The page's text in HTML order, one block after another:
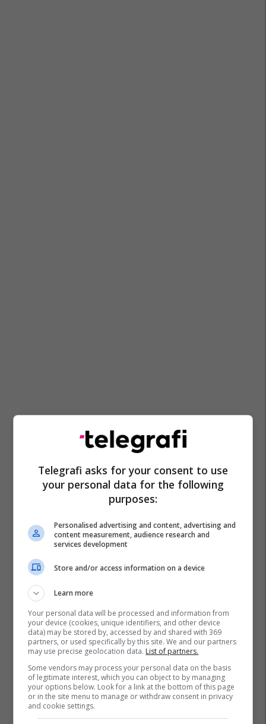
Shpejtim Bulliqi Prishtina Lokale
Podujeva
Komuna E Podujevës
Telegrafi asks for your consent to use
your personal data for the following
purposes:
Personalised advertising and content, advertising and
content measurement, audience research and
services development
Store and/or access information on a device
Learn more
Your personal data will be processed and information from
your device (cookies, unique identifiers, and other device
data) may be stored by, accessed by and shared with 369
partners, or used specifically by this site. We and our partners
may use precise geolocation data. List of partners.
Some vendors may process your personal data on the basis
of legitimate interest, which you can object to by managing
your options below. Look for a link at the bottom of this page
or in the site menu to manage or withdraw consent in privacy
and cookie settings.